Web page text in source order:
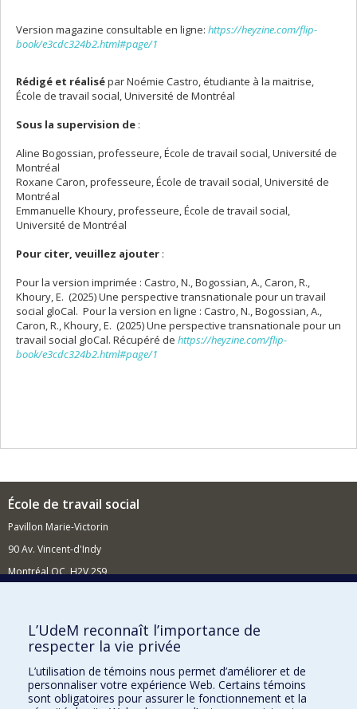
Version magazine consultable en ligne: https://heyzine.com/flip-
book/e3cdc324b2.html#page/1
Rédigé et réalisépar Noémie Castro, étudiante à la maitrise,
École de travail social, Université de Montréal
Sous la supervision de :
Aline Bogossian, professeure, École de travail social, Université de
Montréal
Roxane Caron, professeure, École de travail social, Université de
Montréal
Emmanuelle Khoury, professeure, École de travail social,
Université de Montréal
Pour citer, veuillez ajouter :
Pour la version imprimée : Castro, N., Bogossian, A., Caron, R.,
Khoury, E. (2025) Une perspective transnationale pour un travail
social gloCal. Pour la version en ligne : Castro, N., Bogossian, A.,
Caron, R., Khoury, E. (2025) Une perspective transnationale pour un
travail social gloCal. Récupéré de https://heyzine.com/flip-
book/e3cdc324b2.html#page/1
École de travail social
Pavillon Marie-Victorin
90 Av. Vincent-d'Indy
Montréal QC H2V 2S9
Comment soutenir l'École?
BESOIN D'AIDE?
Plan du site
Signaler une erreur
L’UdeM reconnaît l’importance de
respecter la vie privée
L’utilisation de témoins nous permet d’améliorer et de
personnaliser votre expérience Web. Certains témoins
sont obligatoires pour assurer le fonctionnement et la